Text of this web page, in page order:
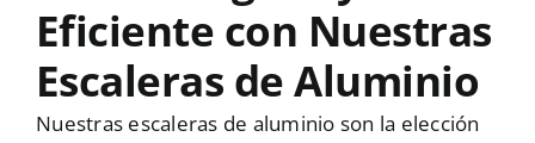
Construcción
Cerramientos
Eficiente con Nuestras
Escaleras de Aluminio
Nuestras escaleras de aluminio son la elección